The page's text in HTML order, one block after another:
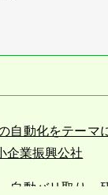
自動化をテーマ
企業振興公社
自動バリ取り・